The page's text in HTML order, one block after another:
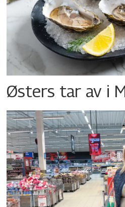
Østers tar av i